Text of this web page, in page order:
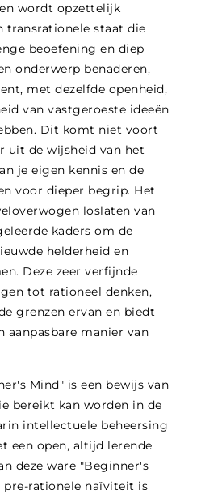
wordt opzettelijk
transrationele staat die
beoefening en diep
onderwerp benaderen,
met dezelfde openheid,
van vastgeroeste ideeën
Dit komt niet voort
uit de wijsheid van het
je eigen kennis en de
voor dieper begrip. Het
loslaten van
kaders om de
helderheid en
Deze zeer verfijnde
tot rationeel denken,
grenzen ervan en biedt
aanpasbare manier van
Mind" is een bewijs van
bereikt kan worden in de
intellectuele beheersing
een open, altijd lerende
deze ware "Beginner's
pre-rationele naïviteit is